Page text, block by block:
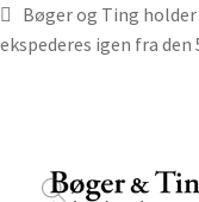
Bøger og Ting
ekspederes igen fra den
navigation
indhold